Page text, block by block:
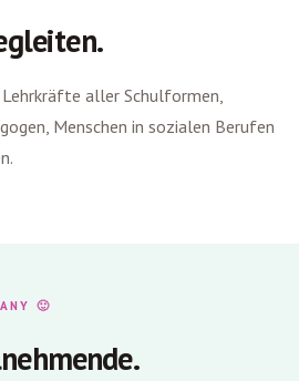
aller Schulformen,
Menschen in sozialen Berufen
🙂